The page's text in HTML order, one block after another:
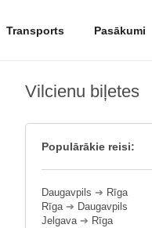
Transports Pasākumi
Vilcienu biļetes
Populārākie reisi:
Daugavpils ➔ Rīga
Rīga➔ Daugavpils
Jelgava➔ Rīga